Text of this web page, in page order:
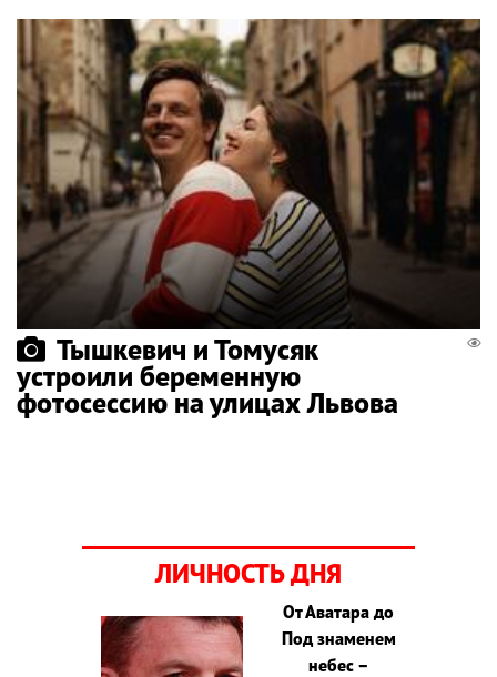
Тышкевич и Томусяк
устроили беременную
фотосессию на улицах Львова
ЛИЧНОСТЬ ДНЯ
От Аватара до
Под знаменем
небес –